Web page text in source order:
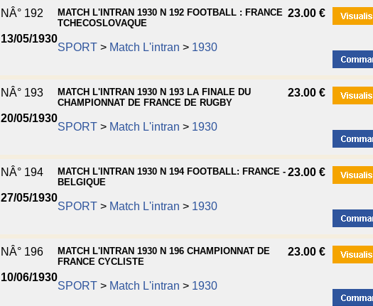
NÂ° 192
13/05/1930
MATCH L'INTRAN 1930 N 192 FOOTBALL : FRANCE
TCHECOSLOVAQUE
SPORT> Match L'intran > 1930
23.00 €
NÂ° 193
20/05/1930
MATCH L'INTRAN 1930 N 193 LA FINALE DU
CHAMPIONNAT DE FRANCE DE RUGBY
SPORT> Match L'intran > 1930
23.00 €
NÂ° 194
27/05/1930
MATCH L'INTRAN 1930 N 194 FOOTBALL: FRANCE -
BELGIQUE
SPORT> Match L'intran > 1930
23.00 €
NÂ° 196
10/06/1930
MATCH L'INTRAN 1930 N 196 CHAMPIONNAT DE
FRANCE CYCLISTE
SPORT> Match L'intran > 1930
23.00 €